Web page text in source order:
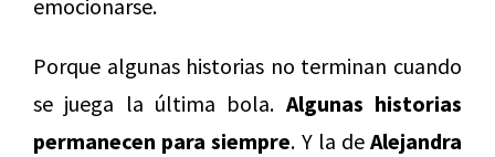
emocionarse.
Porque algunas historias no terminan cuando
se juega la última bola. Algunas historias
permanecen para siempre. Y la deAlejandra